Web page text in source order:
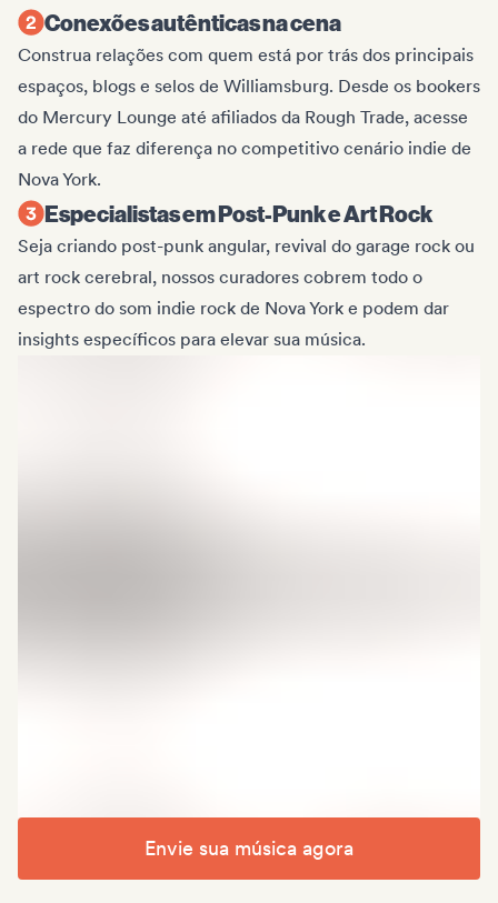
Conexões autênticas na cena
Construa relações com quem está por trás dos principais
espaços, blogs e selos de Williamsburg. Desde os bookers
do Mercury Lounge até afiliados da Rough Trade, acesse
a rede que faz diferença no competitivo cenário indie de
Nova York.
Especialistas em Post-Punk e Art Rock
Seja criando post-punk angular, revival do garage rock ou
art rock cerebral, nossos curadores cobrem todo o
espectro do som indie rock de Nova York e podem dar
insights específicos para elevar sua música.
Envie sua música agora